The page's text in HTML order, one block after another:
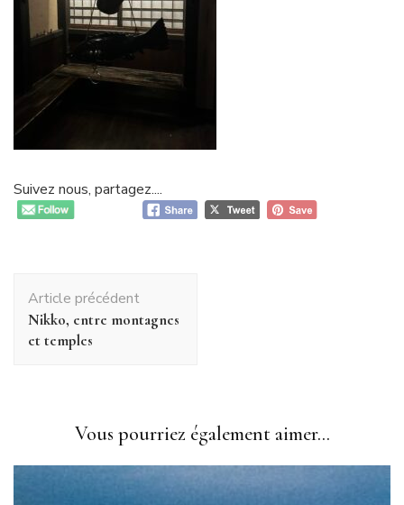
Suivez nous, partagez....
d'article
Article précédent
Nikko, entre montagnes
et temples
Vous pourriez également aimer...